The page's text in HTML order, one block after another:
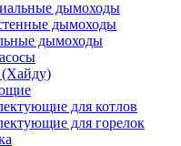
дымоходы
дымоходы
дымоходы
для котлов
для горелок